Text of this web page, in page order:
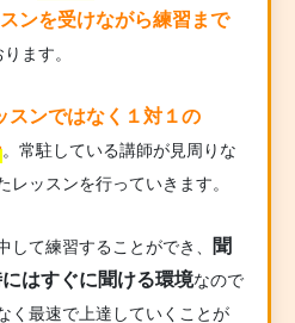
ンを受けながら練習まで
ます。
スンではなく１対１の
。常駐している講師が見周りな
ッスンを行っていきます。
て練習することができ、 聞
はすぐに聞ける環境なので
く最速で上達していくことが